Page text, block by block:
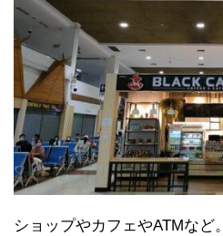
ショップやカフェやATMなど。